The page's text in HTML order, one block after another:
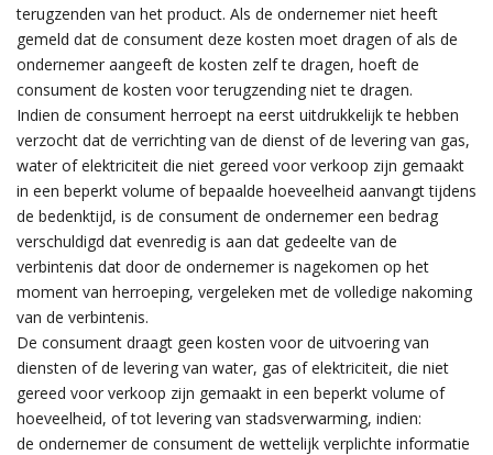
terugzenden van het product. Als de ondernemer niet heeft
gemeld dat de consument deze kosten moet dragen of als de
ondernemer aangeeft de kosten zelf te dragen, hoeft de
consument de kosten voor terugzending niet te dragen.
Indien de consument herroept na eerst uitdrukkelijk te hebben
verzocht dat de verrichting van de dienst of de levering van gas,
water of elektriciteit die niet gereed voor verkoop zijn gemaakt
in een beperkt volume of bepaalde hoeveelheid aanvangt tijdens
de bedenktijd, is de consument de ondernemer een bedrag
verschuldigd dat evenredig is aan dat gedeelte van de
verbintenis dat door de ondernemer is nagekomen op het
moment van herroeping, vergeleken met de volledige nakoming
van de verbintenis.
De consument draagt geen kosten voor de uitvoering van
diensten of de levering van water, gas of elektriciteit, die niet
gereed voor verkoop zijn gemaakt in een beperkt volume of
hoeveelheid, of tot levering van stadsverwarming, indien:
de ondernemer de consument de wettelijk verplichte informatie